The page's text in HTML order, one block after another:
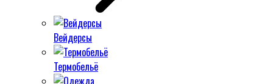
Вейдерсы
Термобельё